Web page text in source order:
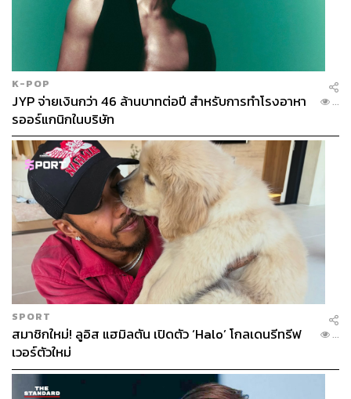
K-POP
JYP จ่ายเงินกว่า 46 ล้านบาทต่อปี สำหรับการทำโรงอาหา
รออร์แกนิกในบริษัท
...
SPORT
สมาชิกใหม่! ลูอิส แฮมิลตัน เปิดตัว ‘Halo’ โกลเดนรีทรีฟ
เวอร์ตัวใหม่
...